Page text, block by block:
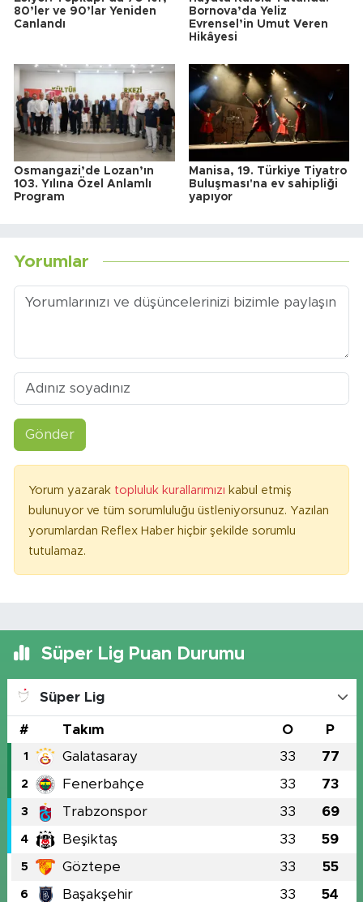
80’ler ve 90’lar Yeniden
Canlandı
Bornova’da Yeliz
Evrensel’in Umut Veren
Hikâyesi
Osmangazi’de Lozan’ın
103. Yılına Özel Anlamlı
Program
Manisa, 19. Türkiye Tiyatro
Buluşması'na ev sahipliği
yapıyor
Yorumlar
Gönder
Yorum yazarak topluluk kurallarımızı kabul etmiş
bulunuyor ve tüm sorumluluğu üstleniyorsunuz. Yazılan
yorumlardan Reflex Haber hiçbir şekilde sorumlu
tutulamaz.
Süper Lig Puan Durumu
Süper Lig
# Takım O P
1 Galatasaray 33 77
2 Fenerbahçe 33 73
3 Trabzonspor 33 69
4 Beşiktaş 33 59
5 Göztepe 33 55
6 Başakşehir 33 54